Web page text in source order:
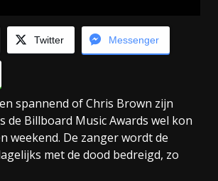
Twitter Messenger
spannend of Chris Brown zijn
de Billboard Music Awards wel kon
weekend. De zanger wordt de
met de dood bedreigd, zo